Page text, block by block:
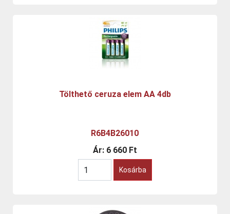
Tölthető ceruza elem AA 4db
R6B4B26010
Ár: 6 660 Ft
Kosárba